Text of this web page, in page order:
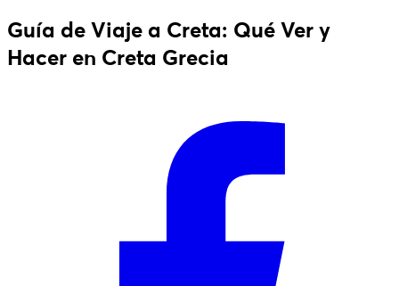
Guía de Viaje a Creta: Qué Ver y
Hacer en Creta Grecia